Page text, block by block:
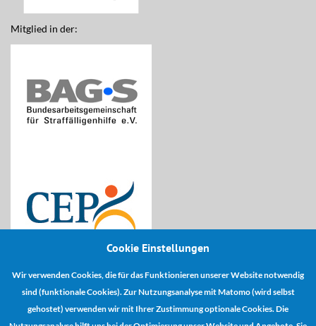
Cookie Einstellungen
Wir verwenden Cookies, die für das Funktionieren unserer Website notwendig
sind (funktionale Cookies). Zur Nutzungsanalyse mit Matomo (wird selbst
gehostet) verwenden wir mit Ihrer Zustimmung optionale Cookies. Die
Mitglied in der:
Kooperationspartner: